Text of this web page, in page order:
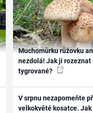
Muchomůrku růžovku
nezdolá! Jak ji rozeznat
tygrované?
V srpnu nezapomeňte
velkokvěté kosatce. Jak